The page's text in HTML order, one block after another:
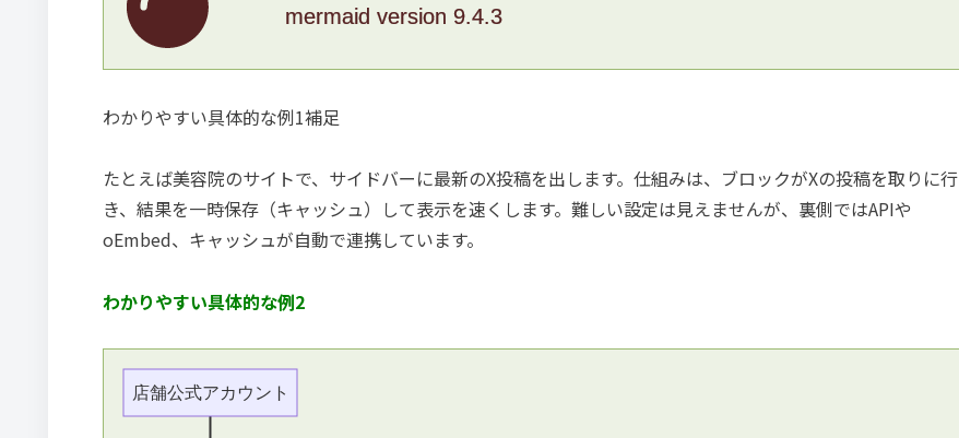
mermaid version 9.4.3
わかりやすい具体的な例1補足
たとえば美容院のサイトで、サイドバーに最新のX投稿を出します。仕組みは、ブロックがXの投稿を取りに行
き、結果を一時保存（キャッシュ）して表示を速くします。難しい設定は見えませんが、裏側ではAPIや
oEmbed、キャッシュが自動で連携しています。
わかりやすい具体的な例2
店舗公式アカウント